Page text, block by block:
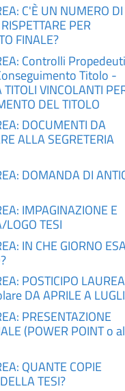
C'È UN NUMERO DI
PER
FINALE?
Controlli
Titolo -
VINCOLANTI
DEL TITOLO
DOCUMENTI DA
ALLA SEGRETERIA
DOMANDA DI
IMPAGINAZIONE E
LOGO TESI
IN CHE GIORNO
POSTICIPO
DA APRILE A
PRESENTAZIONE
(POWER POINT o
QUANTE COPIE
TESI?